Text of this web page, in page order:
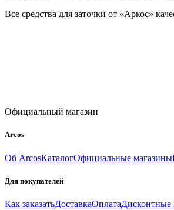
Все средства для заточки от «Аркос»
Официальный магазин
Arcos
Об ArcosКаталогОфициальные магазины
Для покупателей
Как заказатьДоставкаОплатаДисконтные